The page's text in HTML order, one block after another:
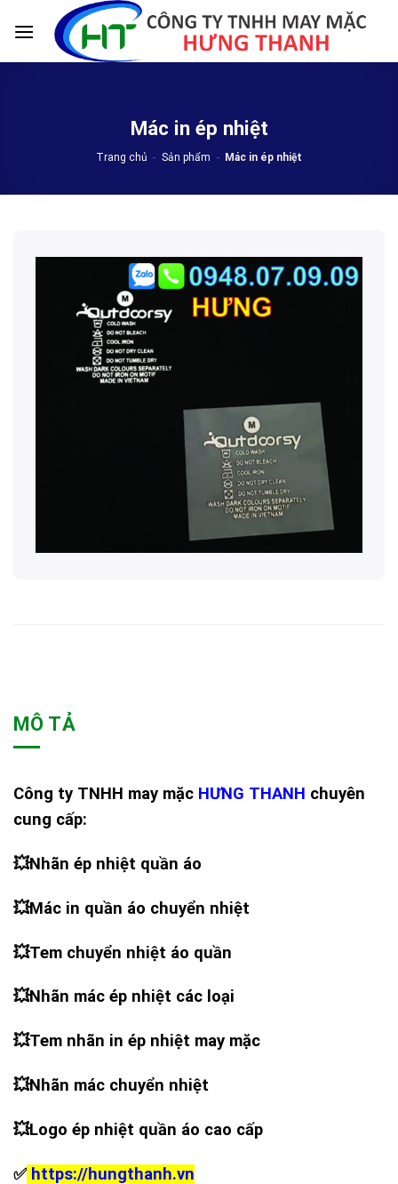
Mác in ép nhiệt
Trang chủ - Sản phẩm - Mác in ép nhiệt
MÔ TẢ
Công ty TNHH may mặc HƯNG THANH chuyên
cung cấp:
💥Nhãn ép nhiệt quần áo
💥Mác in quần áo chuyển nhiệt
💥Tem chuyển nhiệt áo quần
💥Nhãn mác ép nhiệt các loại
💥Tem nhãn in ép nhiệt may mặc
💥Nhãn mác chuyển nhiệt
💥Logo ép nhiệt quần áo cao cấp
✅ https://hungthanh.vn